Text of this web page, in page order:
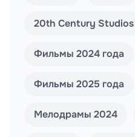
20th Century Studios
Фильмы 2024 года
Фильмы 2025 года
Мелодрамы 2024